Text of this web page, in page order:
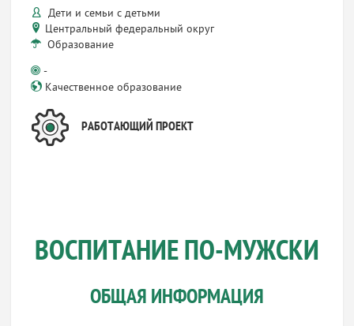
Дети и семьи с детьми
Центральный федеральный округ
Образование
-
Качественное образование
РАБОТАЮЩИЙ ПРОЕКТ
ВОСПИТАНИЕ ПО-МУЖСКИ
ОБЩАЯ ИНФОРМАЦИЯ